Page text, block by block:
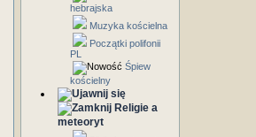
hebrajska
Muzyka kościelna
Początki polifonii
PL
Śpiew
kościelny
Religie a
meteoryt